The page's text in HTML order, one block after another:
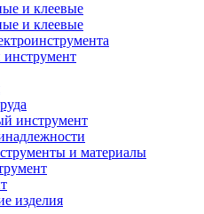
и клеевые
и клеевые
инструмент
и материалы
изделия